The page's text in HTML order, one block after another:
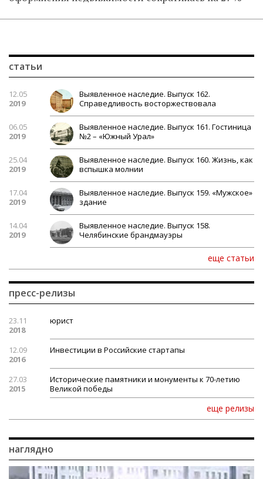
статьи
12.05
2019
Выявленное наследие. Выпуск 162.
Справедливость восторжествовала
06.05
2019
Выявленное наследие. Выпуск 161. Гостиница
№2 – «Южный Урал»
25.04
2019
Выявленное наследие. Выпуск 160. Жизнь, как
вспышка молнии
17.04
2019
Выявленное наследие. Выпуск 159. «Мужское»
здание
14.04
2019
Выявленное наследие. Выпуск 158.
Челябинские брандмауэры
еще статьи
пресс-релизы
23.11
2018
юрист
12.09
2016
Инвестиции в Российские стартапы
27.03
2015
Исторические памятники и монументы к 70-летию
Великой победы
еще релизы
наглядно